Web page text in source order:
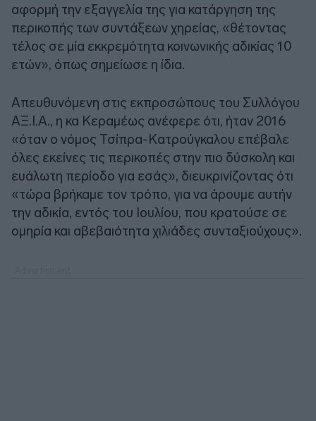
αφορμή την εξαγγελία της για κατάργηση της
περικοπής των συντάξεων χηρείας, «θέτοντας
τέλος σε μία εκκρεμότητα κοινωνικής αδικίας 10
ετών», όπως σημείωσε η ίδια.
Απευθυνόμενη στις εκπροσώπους του Συλλόγου
ΑΞ.Ι.Α., η κα Κεραμέως ανέφερε ότι, ήταν 2016
«όταν ο νόμος Τσίπρα-Κατρούγκαλου επέβαλε
όλες εκείνες τις περικοπές στην πιο δύσκολη και
ευάλωτη περίοδο για εσάς», διευκρινίζοντας ότι
«τώρα βρήκαμε τον τρόπο, για να άρουμε αυτήν
την αδικία, εντός του Ιουλίου, που κρατούσε σε
ομηρία και αβεβαιότητα χιλιάδες συνταξιούχους».